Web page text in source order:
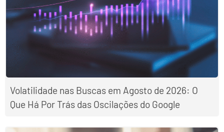
Volatilidade nas Buscas em Agosto de 2026: O
Que Há Por Trás das Oscilações do Google